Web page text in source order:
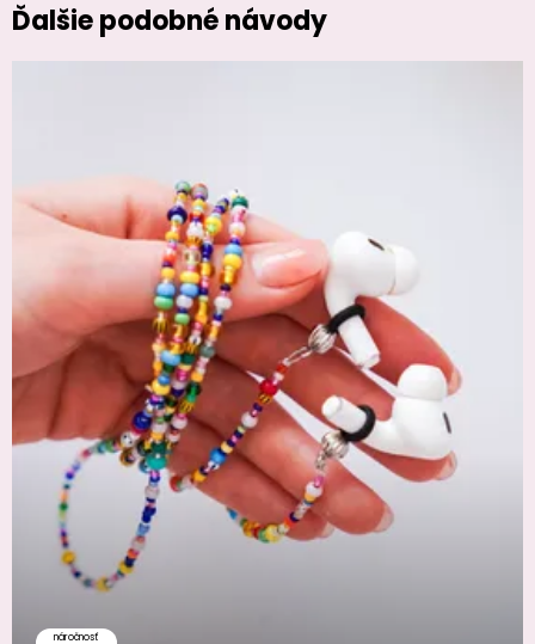
Ďalšie podobné návody
náročnosť